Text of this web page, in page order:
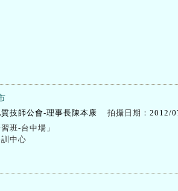
技師公會-理事長陳本康 拍攝日期： 2012/
班-台中場」
中心